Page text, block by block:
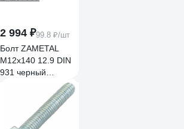
2 994 ₽99.8 ₽/шт
Болт ZAMETAL
М12x140 12.9 DIN
931 черный
оксидированный
упаковка 30 шт.
ZA107069